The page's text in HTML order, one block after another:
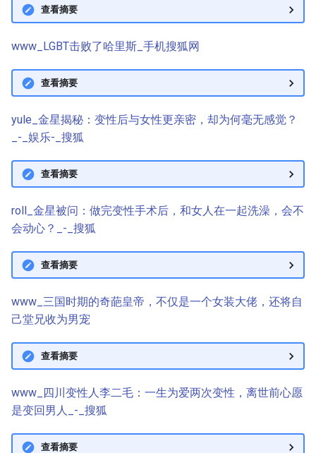
查看摘要
www_LGBT击败了哈里斯_手机搜狐网
查看摘要
yule_金星揭秘：变性后与女性更亲密，却为何毫无感觉？
_-_娱乐-_搜狐
查看摘要
roll_金星被问：做完变性手术后，和女人在一起洗澡，会不
会动心？_-_搜狐
查看摘要
www_三国时期的奇葩皇帝，不仅是一个女装大佬，还将自
己堂兄收为男宠
查看摘要
www_四川变性人李二毛：一生为爱两次变性，离世前心愿
是变回男人_-_搜狐
查看摘要